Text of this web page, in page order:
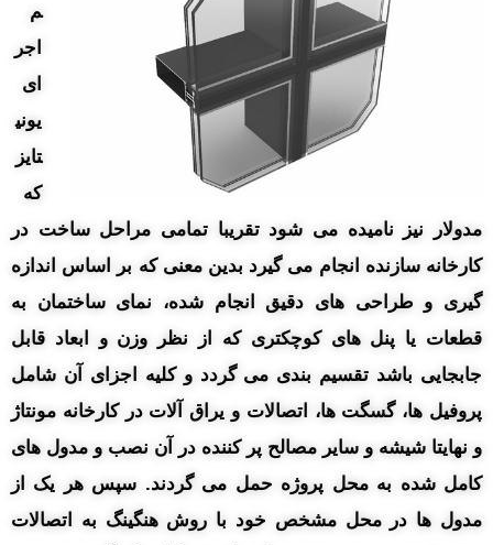
م
اجر
ای
یونی
تایز
که
مدولار نیز نامیده می شود تقریبا تمامی مراحل ساخت در
کارخانه سازنده انجام می گیرد بدین معنی که بر اساس اندازه
گیری و طراحی های دقیق انجام شده، نمای ساختمان به
قطعات یا پنل های کوچکتری که از نظر وزن و ابعاد قابل
جابجایی باشد تقسیم بندی می گردد و کلیه اجزای آن شامل
پروفیل ها، گسگت ها، اتصالات و یراق آلات در کارخانه مونتاژ
و نهایتا شیشه و سایر مصالح پر کننده در آن نصب و مدول های
کامل شده به محل پروژه حمل می گردند. سپس هر یک از
مدول ها در محل مشخص خود با روش هنگینگ به اتصالات